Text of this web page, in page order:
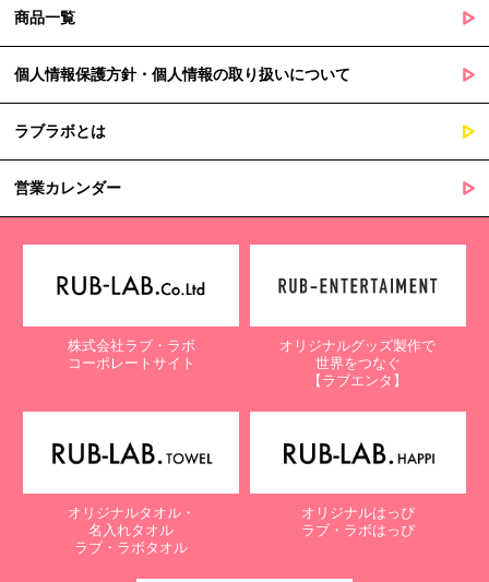
商品一覧
個人情報保護方針・個人情報の取り扱いについて
ラブラボとは
営業カレンダー
株式会社ラブ・ラボ
コーポレートサイト
オリジナルグッズ製作で
世界をつなぐ
【ラブエンタ】
オリジナルタオル・
名入れタオル
ラブ・ラボタオル
オリジナルはっぴ
ラブ・ラボはっぴ